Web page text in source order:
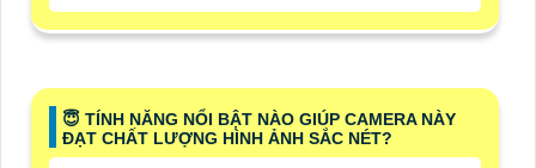
😇 TÍNH NĂNG NỔI BẬT NÀO GIÚP CAMERA NÀY
ĐẠT CHẤT LƯỢNG HÌNH ẢNH SẮC NÉT?